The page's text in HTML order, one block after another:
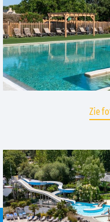
Zie